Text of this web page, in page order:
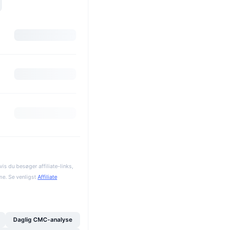
du besøger affiliate-links,
Se venligst Affiliate
Daglig CMC-analyse